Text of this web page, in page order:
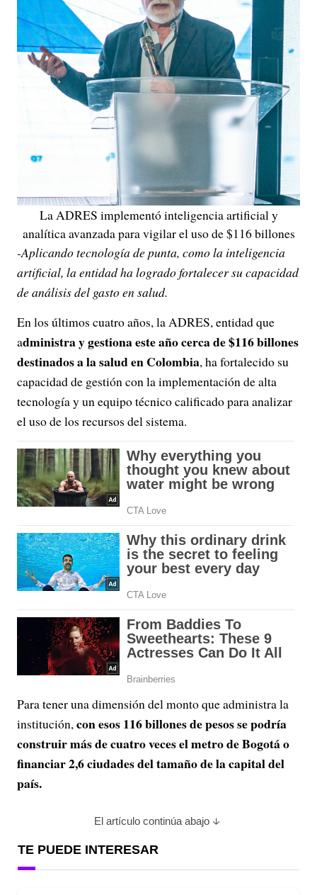
La ADRES implementó inteligencia artificial y
analítica avanzada para vigilar el uso de $116 billones
-Aplicando tecnología de punta, como la inteligencia
artificial, la entidad ha logrado fortalecer su capacidad
de análisis del gasto en salud.
En los últimos cuatro años, la ADRES, entidad que
administra y gestiona este año cerca de $116 billones
destinados a la salud en Colombia, ha fortalecido su
capacidad de gestión con la implementación de alta
tecnología y un equipo técnico calificado para analizar
el uso de los recursos del sistema.
Para tener una dimensión del monto que administra la
institución,con esos 116 billones de pesos se podría
construir más de cuatro veces el metro de Bogotá o
financiar 2,6 ciudades del tamaño de la capital del
país.
El artículo continúa abajo
TE PUEDE INTERESAR